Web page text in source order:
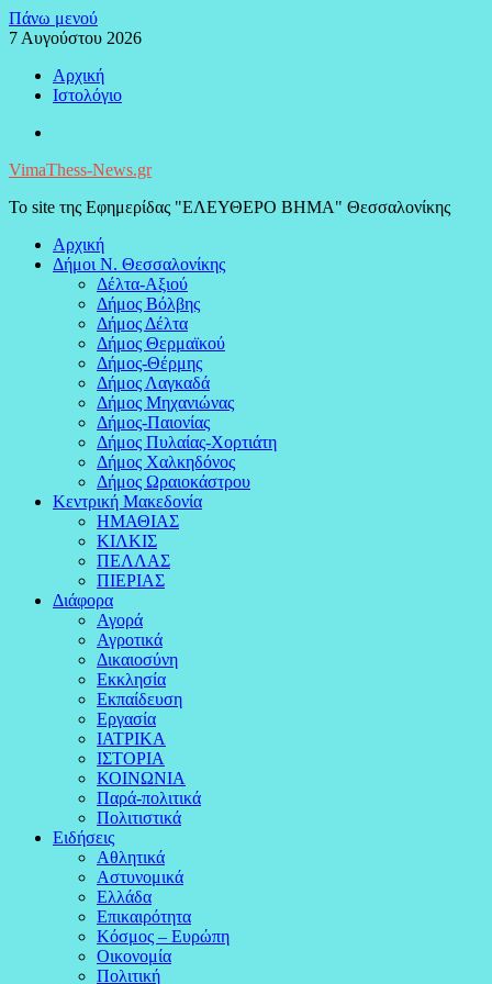
Μεταπηδήστε
στο
Πάνω μενού
7 Αυγούστου 2026
Αρχική
Ιστολόγιο
VimaThess-News.gr
Το site της Εφημερίδας "ΕΛΕΥΘΕΡΟ ΒΗΜΑ" Θεσσαλονίκης
Αρχική
Δήμοι Ν. Θεσσαλονίκης
Δέλτα-Αξιού
Δήμος Βόλβης
Δήμος Δέλτα
Δήμος Θερμαϊκού
Δήμος-Θέρμης
Δήμος Λαγκαδά
Δήμος Μηχανιώνας
Δήμος-Παιονίας
Δήμος Πυλαίας-Χορτιάτη
Δήμος Χαλκηδόνος
Δήμος Ωραιοκάστρου
Κεντρική Μακεδονία
ΗΜΑΘΙΑΣ
ΚΙΛΚΙΣ
ΠΕΛΛΑΣ
ΠΙΕΡΙΑΣ
Διάφορα
Αγορά
Αγροτικά
Δικαιοσύνη
Εκκλησία
Εκπαίδευση
Εργασία
ΙΑΤΡΙΚΑ
ΙΣΤΟΡΙΑ
ΚΟΙΝΩΝΙΑ
Παρά-πολιτικά
Πολιτιστικά
Ειδήσεις
Αθλητικά
Αστυνομικά
Ελλάδα
Επικαιρότητα
Κόσμος – Ευρώπη
Οικονομία
Πολιτική